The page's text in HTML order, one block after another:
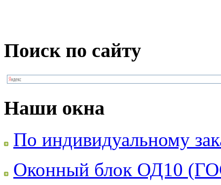
Поиск по сайту
Наши окна
По индивидуальному
Оконный блок ОД10